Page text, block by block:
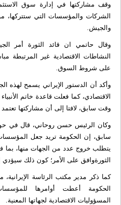
وقف مشاركتها في إدارة سوق
الشركات والمؤسسات التي ستتركها،
والجيش.
وقال حاتمي ان قائد الثورة أمر
النشاطات الاقتصادية غير المرتبطة
على شروط السوق.
وأكد أن الدستور الإيراني يسمح لهذه
الاقتصادي، كما فعلت قاعدة خاتم
وقت سابق، لافتا إلى أن مشاركتها
وكان الرئيس حسن روحاني، قال في
سابق، إن الحكومة تريد جعل المؤسسات
يتطلب خروج عدد من الجهات منها، بما
الثورةوافق على الأمر؛ كون ذلك
كما ذكر مدير مكتب الرئاسة
الحكومة أعطت أوامرها
المسؤوليات الاقتصادية لجهاتها المعنية.